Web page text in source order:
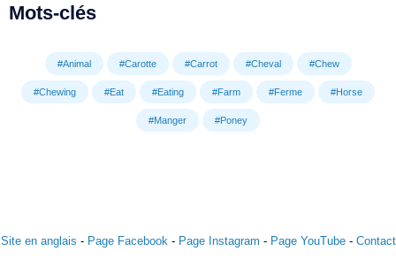
Mots-clés
#Animal #Carotte #Carrot #Cheval #Chew
#Chewing #Eat #Eating #Farm #Ferme #Horse
#Manger #Poney
Site en anglais - Page Facebook - Page Instagram - Page YouTube- Contact